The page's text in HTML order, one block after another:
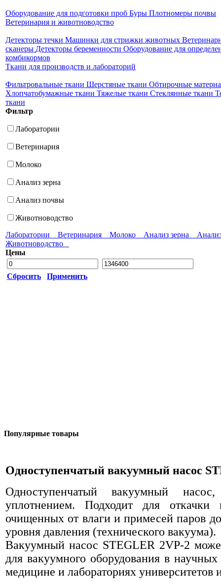
Оборудование для подготовки проб Буры Плотномеры почвы
Ветеринария и животноводство
Детекторы течки Машинки для стрижки животных
сканеры Детекторы беременности Оборудование для
комбикормов
Ткани для производств и лабораторий
Фильтровальные ткани Шерстяные ткани Обтирочные
Хлопчатобумажные ткани Тяжелые ткани Стеклянные ткани
ткани
Фильтр
Лаборатории
Ветеринария
Молоко
Анализ зерна
Анализ почвы
Животноводство
Лаборатории
Ветеринария Молоко Анализ зерна
Животноводство
Цены
Сбросить Применить
Популярные товары
Одноступенчатый вакуумный насос
Одноступенчатый вакуумный
уплотнением. Подходит для откачки
очищенных от влаги и примесей паров
уровня давления (технического вакуума).
Вакуумный насос STEGLER 2VP-2
для вакуумного оборудования в научных
медицине и лабораториях университетов